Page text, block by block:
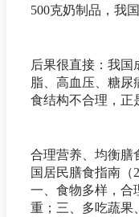
500克奶制品，我
后果很直接：我国
脂、高血压、糖
食结构不合理，正
合理营养、均衡膳
国居民膳食指南（
一、食物多样，合
重；三、多吃蔬果